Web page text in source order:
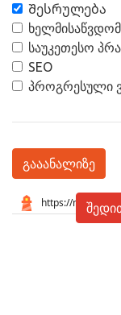
Შესრულება
საუკეთესო
SEO
პროგრესული
გააანალიზე